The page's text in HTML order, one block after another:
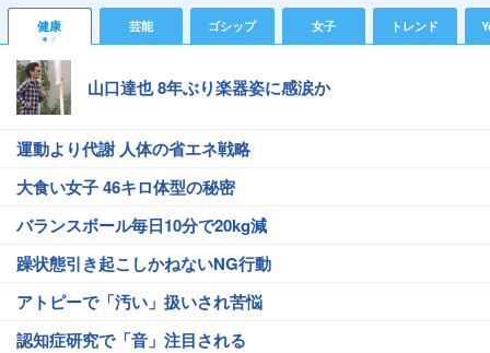
健康 芸能 ゴシップ 女子 トレンド
山口達也 8年ぶり楽器姿に感涙か
運動より代謝 人体の省エネ戦略
大食い女子 46キロ体型の秘密
バランスボール毎日10分で20kg減
躁状態引き起こしかねないNG行動
アトピーで「汚い」扱いされ苦悩
認知症研究で「音」注目される